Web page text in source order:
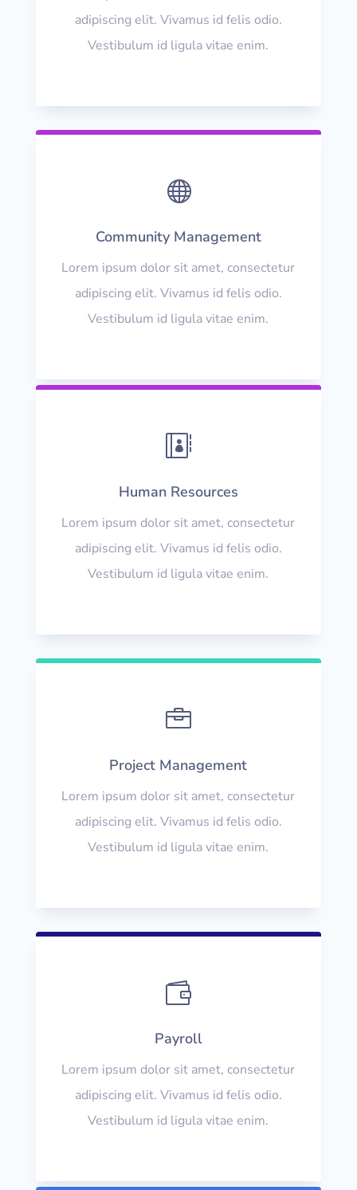
adipiscing elit. Vivamus id felis odio.
Vestibulum id ligula vitae enim.

Community Management
Lorem ipsum dolor sit amet, consectetur
adipiscing elit. Vivamus id felis odio.
Vestibulum id ligula vitae enim.

Human Resources
Lorem ipsum dolor sit amet, consectetur
adipiscing elit. Vivamus id felis odio.
Vestibulum id ligula vitae enim.

Project Management
Lorem ipsum dolor sit amet, consectetur
adipiscing elit. Vivamus id felis odio.
Vestibulum id ligula vitae enim.

Payroll
Lorem ipsum dolor sit amet, consectetur
adipiscing elit. Vivamus id felis odio.
Vestibulum id ligula vitae enim.